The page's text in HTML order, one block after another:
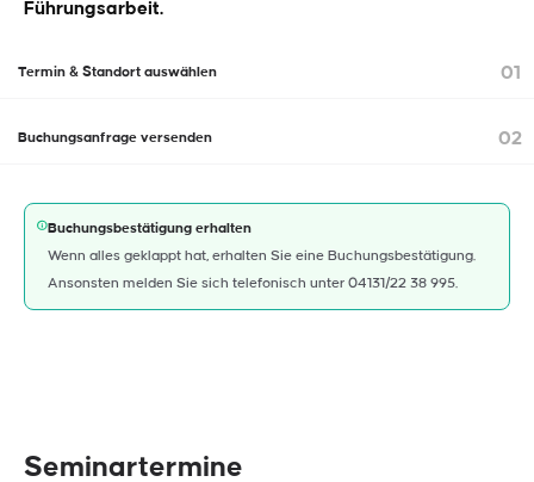
Führungsarbeit.
Termin & Standort auswählen 01
Buchungsanfrage versenden 02
Buchungsbestätigung erhalten
Wenn alles geklappt hat, erhalten Sie eine Buchungsbestätigung.
Ansonsten melden Sie sich telefonisch unter 04131/22 38 995.
Seminartermine